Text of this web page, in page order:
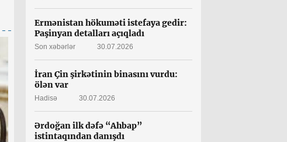
Ermənistan hökuməti istefaya gedir:
Paşinyan detalları açıqladı
Son xəbərlər 30.07.2026
İran Çin şirkətinin binasını vurdu:
ölən var
Hadisə 30.07.2026
Ərdoğan ilk dəfə “Ahbap”
istintaqından danışdı